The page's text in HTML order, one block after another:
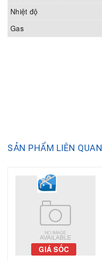
Nhiệt độ
Gas
SẢN PHẨM LIÊN QUAN
GIÁ SỐC